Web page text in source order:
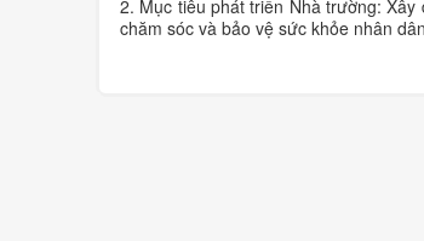
2. Mục tiêu phát triển Nhà trường:
chăm sóc và bảo vệ sức khỏe nhân